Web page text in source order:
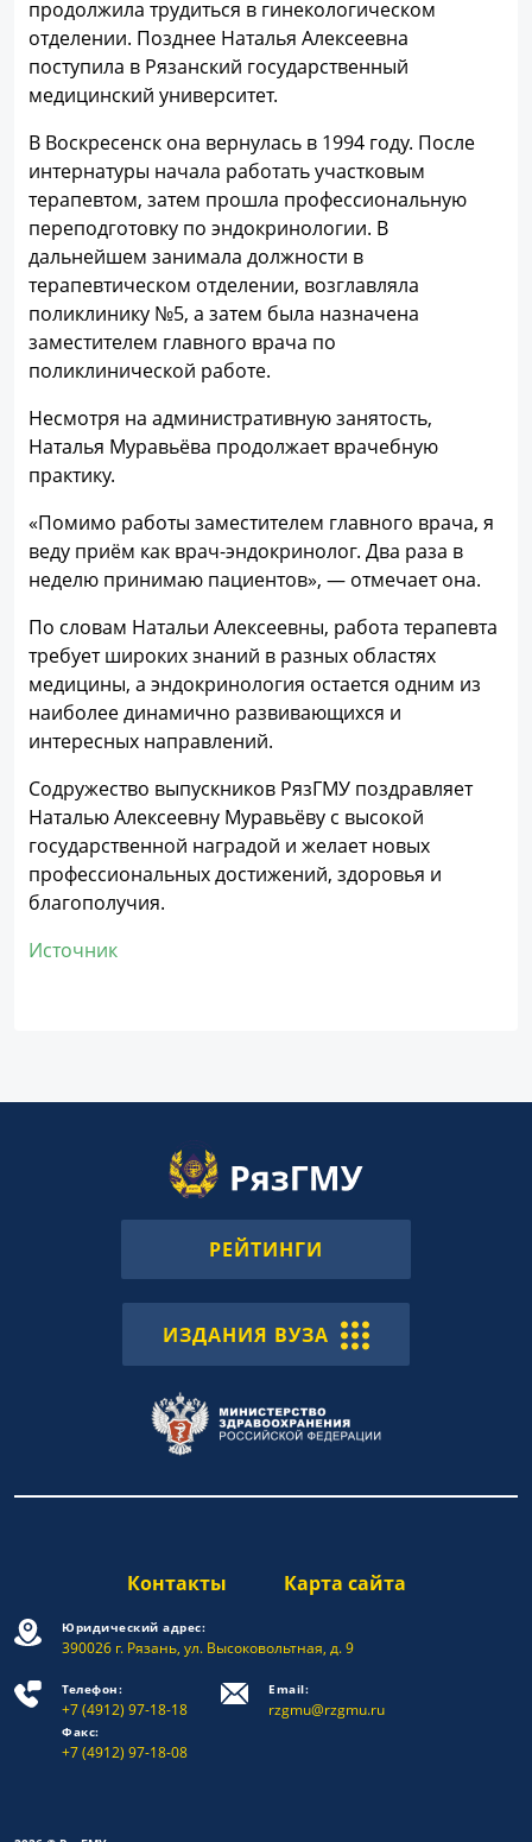
продолжила трудиться в гинекологическом
отделении. Позднее Наталья Алексеевна
поступила в Рязанский государственный
медицинский университет.
В Воскресенск она вернулась в 1994 году. После
интернатуры начала работать участковым
терапевтом, затем прошла профессиональную
переподготовку по эндокринологии. В
дальнейшем занимала должности в
терапевтическом отделении, возглавляла
поликлинику №5, а затем была назначена
заместителем главного врача по
поликлинической работе.
Несмотря на административную занятость,
Наталья Муравьёва продолжает врачебную
практику.
«Помимо работы заместителем главного врача, я
веду приём как врач-эндокринолог. Два раза в
неделю принимаю пациентов», — отмечает она.
По словам Натальи Алексеевны, работа терапевта
требует широких знаний в разных областях
медицины, а эндокринология остается одним из
наиболее динамично развивающихся и
интересных направлений.
Содружество выпускников РязГМУ поздравляет
Наталью Алексеевну Муравьёву с высокой
государственной наградой и желает новых
профессиональных достижений, здоровья и
благополучия.
Источник
РЕЙТИНГИ
ИЗДАНИЯ ВУЗА
Контакты Карта сайта
Юридический адрес:
390026 г. Рязань, ул. Высоковольтная, д. 9
Телефон:
+7 (4912) 97-18-18
Факс:
+7 (4912) 97-18-08
Email:
rzgmu@rzgmu.ru